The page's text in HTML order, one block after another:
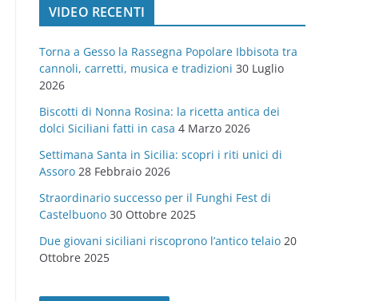
o
r
e
VIDEO RECENTI
Torna a Gesso la Rassegna Popolare Ibbisota tra
cannoli, carretti, musica e tradizioni 30 Luglio
2026
Biscotti di Nonna Rosina: la ricetta antica dei
dolci Siciliani fatti in casa 4 Marzo 2026
Settimana Santa in Sicilia: scopri i riti unici di
Assoro 28 Febbraio 2026
Straordinario successo per il Funghi Fest di
Castelbuono 30 Ottobre 2025
Due giovani siciliani riscoprono l’antico telaio 20
Ottobre 2025